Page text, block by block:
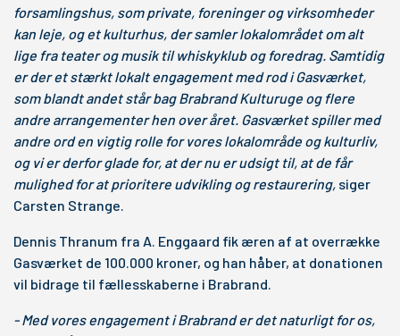
forsamlingshus, som private, foreninger og virksomheder
kan leje, og et kulturhus, der samler lokalområdet om alt
lige fra teater og musik til whiskyklub og foredrag. Samtidig
er der et stærkt lokalt engagement med rod i Gasværket,
som blandt andet står bag Brabrand Kulturuge og flere
andre arrangementer hen over året. Gasværket spiller med
andre ord en vigtig rolle for vores lokalområde og kulturliv,
og vi er derfor glade for, at der nu er udsigt til, at de får
mulighed for at prioritere udvikling og restaurering, siger
Carsten Strange.
Dennis Thranum fra A. Enggaard fik æren af at overrække
Gasværket de 100.000 kroner, og han håber, at donationen
vil bidrage til fællesskaberne i Brabrand.
- Med vores engagement i Brabrand er det naturligt for os,